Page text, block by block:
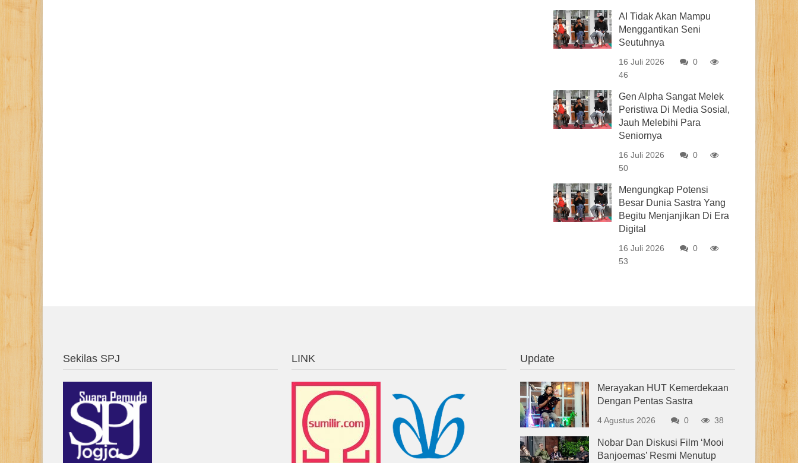
AI Tidak Akan Mampu
Menggantikan Seni
Seutuhnya
16 Juli 2026
0
46
Gen Alpha Sangat Melek
Peristiwa Di Media Sosial,
Jauh Melebihi Para
Seniornya
16 Juli 2026
0
50
Mengungkap Potensi
Besar Dunia Sastra Yang
Begitu Menjanjikan Di Era
Digital
16 Juli 2026
0
53
Sekilas SPJ LINK Update
Merayakan HUT Kemerdekaan
Dengan Pentas Sastra
4 Agustus 2026 0 38
Nobar Dan Diskusi Film ‘Mooi
Banjoemas’ Resmi Menutup